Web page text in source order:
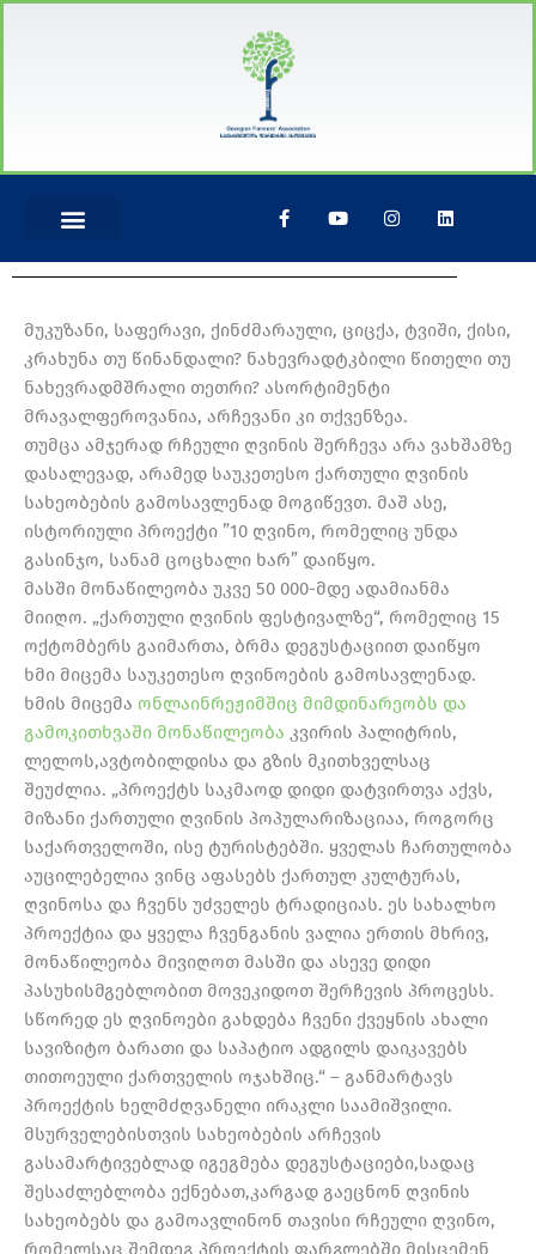
F
a
e
b
k
-
f
Y
o
t
u
I
n
t
a
a
m
L
i
k
e
n
მუკუზანი, საფერავი, ქინძმარაული, ციცქა, ტვიში, ქისი,
კრახუნა თუ წინანდალი? ნახევრადტკბილი წითელი თუ
ნახევრადმშრალი თეთრი? ასორტიმენტი
მრავალფეროვანია, არჩევანი კი თქვენზეა.
თუმცა ამჯერად რჩეული ღვინის შერჩევა არა ვახშამზე
დასალევად, არამედ საუკეთესო ქართული ღვინის
სახეობების გამოსავლენად მოგიწევთ. მაშ ასე,
ისტორიული პროექტი ”10 ღვინო, რომელიც უნდა
გასინჯო, სანამ ცოცხალი ხარ” დაიწყო.
მასში მონაწილეობა უკვე 50 000-მდე ადამიანმა
მიიღო. „ქართული ღვინის ფესტივალზე“, რომელიც 15
ოქტომბერს გაიმართა, ბრმა დეგუსტაციით დაიწყო
ხმი მიცემა საუკეთესო ღვინოების გამოსავლენად.
ხმის მიცემა ონლაინრეჟიმშიც მიმდინარეობს და
გამოკითხვაში მონაწილეობა კვირის პალიტრის,
ლელოს,ავტობილდისა და გზის მკითხველსაც
შეუძლია. „პროექტს საკმაოდ დიდი დატვირთვა აქვს,
მიზანი ქართული ღვინის პოპულარიზაციაა, როგორც
საქართველოში, ისე ტურისტებში. ყველას ჩართულობა
აუცილებელია ვინც აფასებს ქართულ კულტურას,
ღვინოსა და ჩვენს უძველეს ტრადიციას. ეს სახალხო
პროექტია და ყველა ჩვენგანის ვალია ერთის მხრივ,
მონაწილეობა მივიღოთ მასში და ასევე დიდი
პასუხისმგებლობით მოვეკიდოთ შერჩევის პროცესს.
სწორედ ეს ღვინოები გახდება ჩვენი ქვეყნის ახალი
სავიზიტო ბარათი და საპატიო ადგილს დაიკავებს
თითოეული ქართველის ოჯახშიც.“ – განმარტავს
პროექტის ხელმძღვანელი ირაკლი საამიშვილი.
მსურველებისთვის სახეობების არჩევის
გასამარტივებლად იგეგმება დეგუსტაციები,სადაც
შესაძლებლობა ექნებათ,კარგად გაეცნონ ღვინის
სახეობებს და გამოავლინონ თავისი რჩეული ღვინო,
რომელსაც შემდეგ პროექტის ფარგლებში მისცემენ